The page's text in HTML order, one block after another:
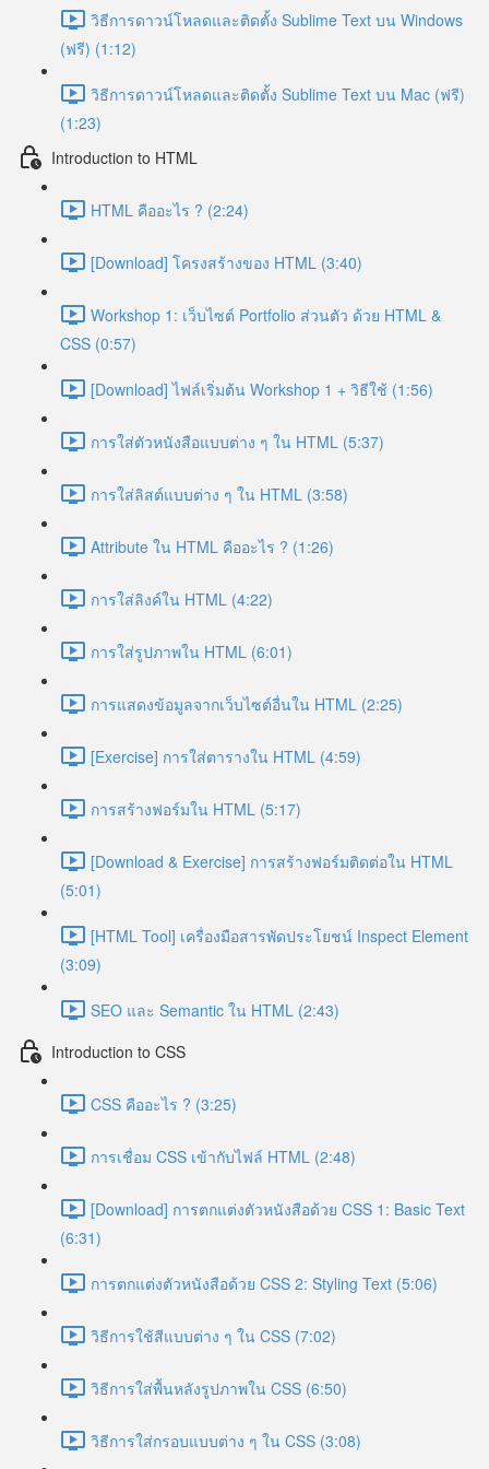
วิธีการดาวน์โหลดและติดตั้ง Sublime Text บน Windows
(ฟรี) (1:12)
วิธีการดาวน์โหลดและติดตั้ง Sublime Text บน Mac (ฟรี)
(1:23)
Introduction to HTML
HTML คืออะไร ? (2:24)
[Download] โครงสร้างของ HTML (3:40)
Workshop 1: เว็บไซต์ Portfolio ส่วนตัว ด้วย HTML &
CSS (0:57)
[Download] ไฟล์เริ่มต้น Workshop 1 + วิธีใช้ (1:56)
การใส่ตัวหนังสือแบบต่าง ๆ ใน HTML (5:37)
การใส่ลิสต์แบบต่าง ๆ ใน HTML (3:58)
Attribute ใน HTML คืออะไร ? (1:26)
การใส่ลิงค์ใน HTML (4:22)
การใส่รูปภาพใน HTML (6:01)
การแสดงข้อมูลจากเว็บไซต์อื่นใน HTML (2:25)
[Exercise] การใส่ตารางใน HTML (4:59)
การสร้างฟอร์มใน HTML (5:17)
[Download & Exercise] การสร้างฟอร์มติดต่อใน HTML
(5:01)
[HTML Tool] เครื่องมือสารพัดประโยชน์ Inspect Element
(3:09)
SEO และ Semantic ใน HTML (2:43)
Introduction to CSS
CSS คืออะไร ? (3:25)
การเชื่อม CSS เข้ากับไฟล์ HTML (2:48)
[Download] การตกแต่งตัวหนังสือด้วย CSS 1: Basic Text
(6:31)
การตกแต่งตัวหนังสือด้วย CSS 2: Styling Text (5:06)
วิธีการใช้สีแบบต่าง ๆ ใน CSS (7:02)
วิธีการใส่พื้นหลังรูปภาพใน CSS (6:50)
วิธีการใส่กรอบแบบต่าง ๆ ใน CSS (3:08)